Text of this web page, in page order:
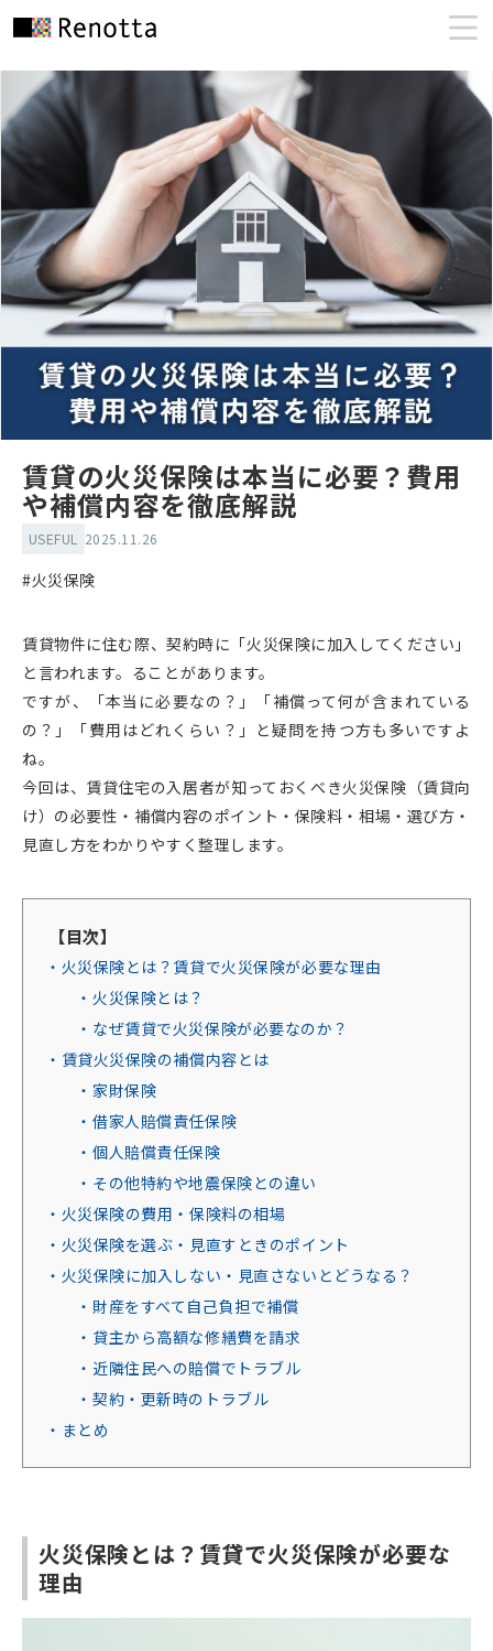
賃貸の火災保険は本当に必要？費用
や補償内容を徹底解説
USEFUL 2025.11.26
#火災保険
賃貸物件に住む際、契約時に「火災保険に加入してください」
と言われます。ることがあります。
ですが、「本当に必要なの？」「補償って何が含まれている
の？」「費用はどれくらい？」と疑問を持つ方も多いですよ
ね。
今回は、賃貸住宅の入居者が知っておくべき火災保険（賃貸向
け）の必要性・補償内容のポイント・保険料・相場・選び方・
見直し方をわかりやすく整理します。
【目次】
・火災保険とは？賃貸で火災保険が必要な理由
・火災保険とは？
・なぜ賃貸で火災保険が必要なのか？
・賃貸火災保険の補償内容とは
・家財保険
・借家人賠償責任保険
・個人賠償責任保険
・その他特約や地震保険との違い
・火災保険の費用・保険料の相場
・火災保険を選ぶ・見直すときのポイント
・火災保険に加入しない・見直さないとどうなる？
・財産をすべて自己負担で補償
・貸主から高額な修繕費を請求
・近隣住民への賠償でトラブル
・契約・更新時のトラブル
・まとめ
火災保険とは？賃貸で火災保険が必要な
理由